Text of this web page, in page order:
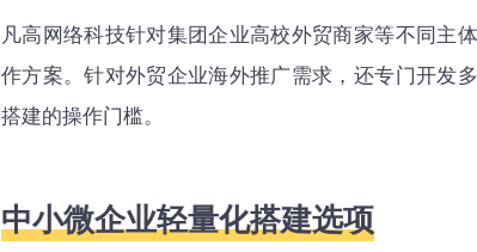
凡高网络科技针对集团企业高校外贸商家等不同主
作方案。针对外贸企业海外推广需求，还专门开发
搭建的操作门槛。
中小微企业轻量化搭建选项